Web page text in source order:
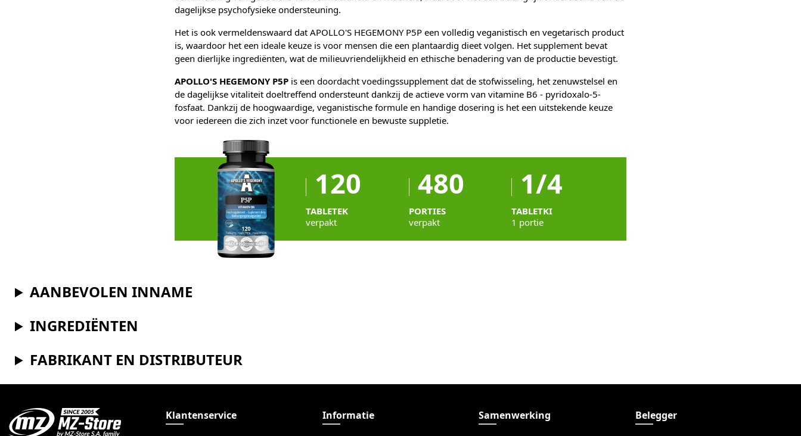
dagelijkse psychofysieke ondersteuning.
Het is ook vermeldenswaard dat APOLLO'S HEGEMONY P5P een volledig veganistisch en vegetarisch product
is, waardoor het een ideale keuze is voor mensen die een plantaardig dieet volgen. Het supplement bevat
geen dierlijke ingrediënten, wat de milieuvriendelijkheid en ethische benadering van de productie bevestigt.
APOLLO'S HEGEMONY P5P is een doordacht voedingssupplement dat de stofwisseling, het zenuwstelsel en
de dagelijkse vitaliteit doeltreffend ondersteunt dankzij de actieve vorm van vitamine B6 - pyridoxalo-5-
fosfaat. Dankzij de hoogwaardige, veganistische formule en handige dosering is het een uitstekende keuze
voor iedereen die zich inzet voor functionele en bewuste suppletie.
120
TABLETEK
verpakt
480
PORTIES
verpakt
1/4
TABLETKI
1 portie
AANBEVOLEN INNAME
INGREDIËNTEN
FABRIKANT EN DISTRIBUTEUR
Klantenservice Informatie Samenwerking Belegger